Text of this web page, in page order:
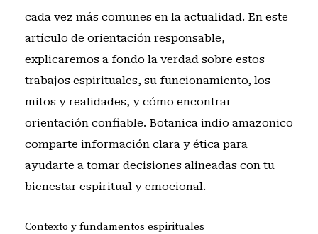
cada vez más comunes en la actualidad. En este
artículo de orientación responsable,
explicaremos a fondo la verdad sobre estos
trabajos espirituales, su funcionamiento, los
mitos y realidades, y cómo encontrar
orientación confiable. Botanica indio amazonico
comparte información clara y ética para
ayudarte a tomar decisiones alineadas con tu
bienestar espiritual y emocional.
Contexto y fundamentos espirituales